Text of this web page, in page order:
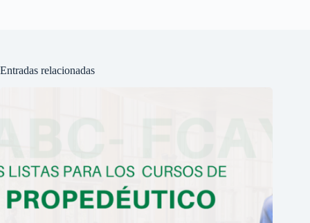
Entradas relacionadas